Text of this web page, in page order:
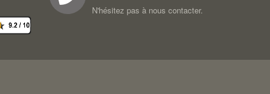
N'hésitez pas à nous contacter.